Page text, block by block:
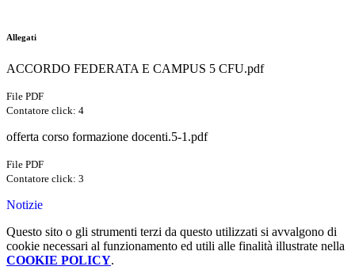
Allegati
ACCORDO FEDERATA E CAMPUS 5 CFU.pdf
File PDF
Contatore click: 4
offerta corso formazione docenti.5-1.pdf
File PDF
Contatore click: 3
Notizie
Questo sito o gli strumenti terzi da questo utilizzati si avvalgono di
cookie necessari al funzionamento ed utili alle finalità illustrate nella
COOKIE POLICY.